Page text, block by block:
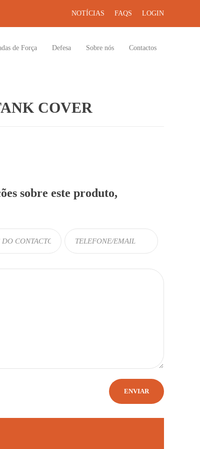
NOTÍCIAS FAQS LOGIN
de Força Defesa Sobre nós Contactos
COVER
sobre este produto,